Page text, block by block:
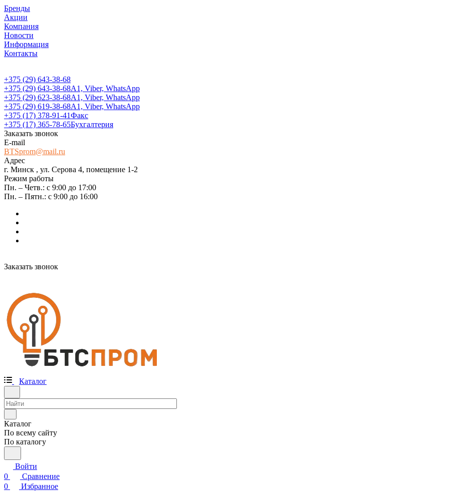
Бренды
Акции
Компания
Новости
Информация
Контакты
+375 (29) 643-38-68
+375 (29) 643-38-68А1, Viber, WhatsApp
+375 (29) 623-38-68А1, Viber, WhatsApp
+375 (29) 619-38-68А1, Viber, WhatsApp
+375 (17) 378-91-41Факс
+375 (17) 365-78-65Бухгалтерия
Заказать звонок
E-mail
BTSprom@mail.ru
Адрес
г. Минск , ул. Серова 4, помещение 1-2
Режим работы
Пн. – Четв.: с 9:00 до 17:00
Пн. – Пятн.: с 9:00 до 16:00
Заказать звонок
Каталог
Каталог
По всему сайту
По каталогу
Войти
0
Сравнение
0
Избранное